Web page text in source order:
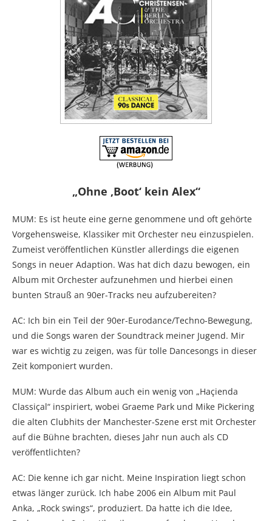
„Ohne ‚Boot‘ kein Alex“
MUM: Es ist heute eine gerne genommene und oft gehörte
Vorgehensweise, Klassiker mit Orchester neu einzuspielen.
Zumeist veröffentlichen Künstler allerdings die eigenen
Songs in neuer Adaption. Was hat dich dazu bewogen, ein
Album mit Orchester aufzunehmen und hierbei einen
bunten Strauß an 90er-Tracks neu aufzubereiten?
AC: Ich bin ein Teil der 90er-Eurodance/Techno-Bewegung,
und die Songs waren der Soundtrack meiner Jugend. Mir
war es wichtig zu zeigen, was für tolle Dancesongs in dieser
Zeit komponiert wurden.
MUM: Wurde das Album auch ein wenig von „Haçienda
Classiçal“ inspiriert, wobei Graeme Park und Mike Pickering
die alten Clubhits der Manchester-Szene erst mit Orchester
auf die Bühne brachten, dieses Jahr nun auch als CD
veröffentlichten?
AC: Die kenne ich gar nicht. Meine Inspiration liegt schon
etwas länger zurück. Ich habe 2006 ein Album mit Paul
Anka, „Rock swings“, produziert. Da hatte ich die Idee,